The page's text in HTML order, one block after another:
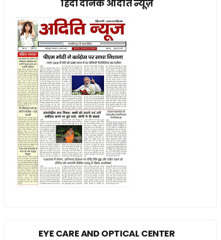
हिंदी दैनिक अदिति न्यूज़
EYE CARE AND OPTICAL CENTER